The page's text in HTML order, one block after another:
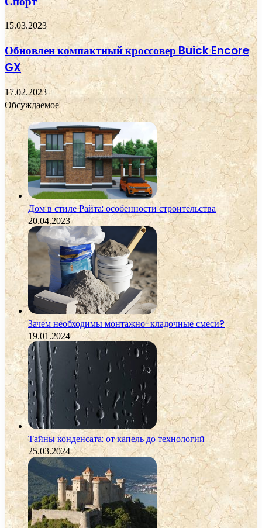
15.03.2023
Обновлен компактный кроссовер Buick Encore
GX
17.02.2023
Обсуждаемое
Дом в стиле Райта: особенности строительства
20.04.2023
Зачем необходимы монтажно-кладочные смеси?
19.01.2024
Тайны конденсата: от капель до технологий
25.03.2024